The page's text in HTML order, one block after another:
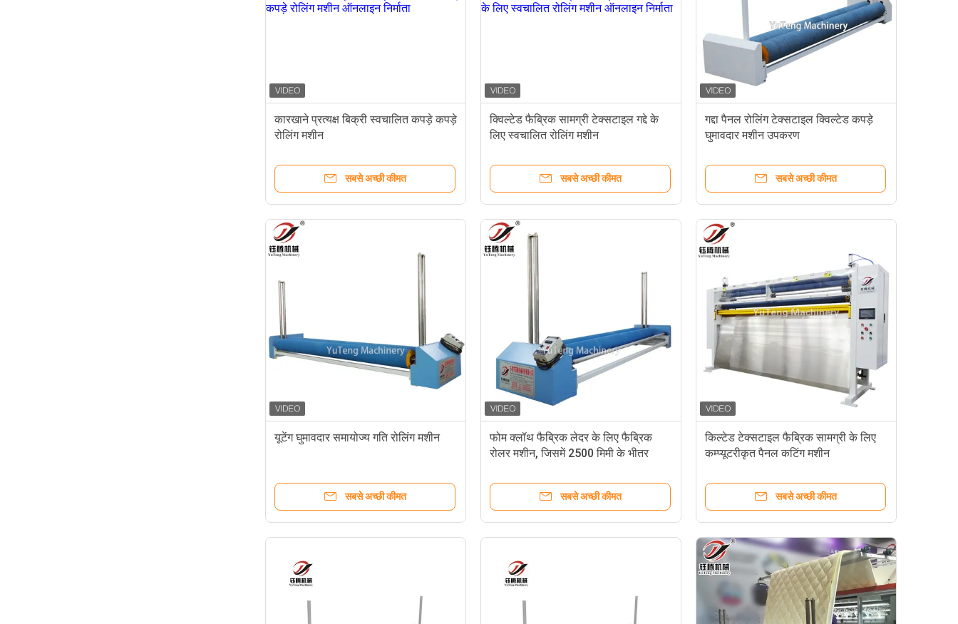
कारखाने प्रत्यक्ष बिक्री स्वचालित कपड़े कपड़े
रोलिंग मशीन
सबसे अच्छी कीमत
क्विल्टेड फैब्रिक सामग्री टेक्सटाइल गद्दे के
लिए स्वचालित रोलिंग मशीन
सबसे अच्छी कीमत
गद्दा पैनल रोलिंग टेक्सटाइल क्विल्टेड कपड़े
घुमावदार मशीन उपकरण
सबसे अच्छी कीमत
यूटेंग घुमावदार समायोज्य गति रोलिंग मशीन
सबसे अच्छी कीमत
फोम क्लॉथ फैब्रिक लेदर के लिए फैब्रिक
रोलर मशीन, जिसमें 2500 मिमी के भीतर
सबसे अच्छी कीमत
किल्टेड टेक्सटाइल फैब्रिक सामग्री के लिए
कम्प्यूटरीकृत पैनल कटिंग मशीन
सबसे अच्छी कीमत